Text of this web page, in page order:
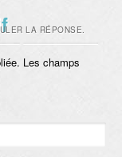
LA RÉPONSE.
Les champs